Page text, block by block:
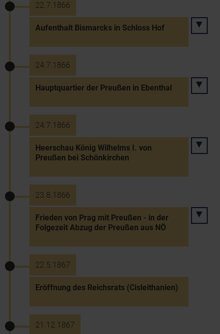
22.7.1866
Aufenthalt Bismarcks in Schloss Hof
24.7.1866
Hauptquartier der Preußen in Ebenthal
24.7.1866
Heerschau König Wilhelms I. von
Preußen bei Schönkirchen
23.8.1866
Frieden von Prag mit Preußen - in der
Folgezeit Abzug der Preußen aus NÖ
22.5.1867
Eröffnung des Reichsrats (Cisleithanien)
21.12.1867